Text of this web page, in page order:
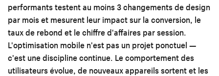
performants testent au moins 3 changements de design
par mois et mesurent leur impact sur la conversion, le
taux de rebond et le chiffre d'affaires par session.
L'optimisation mobile n'est pas un projet ponctuel —
c'est une discipline continue. Le comportement des
utilisateurs évolue, de nouveaux appareils sortent et les